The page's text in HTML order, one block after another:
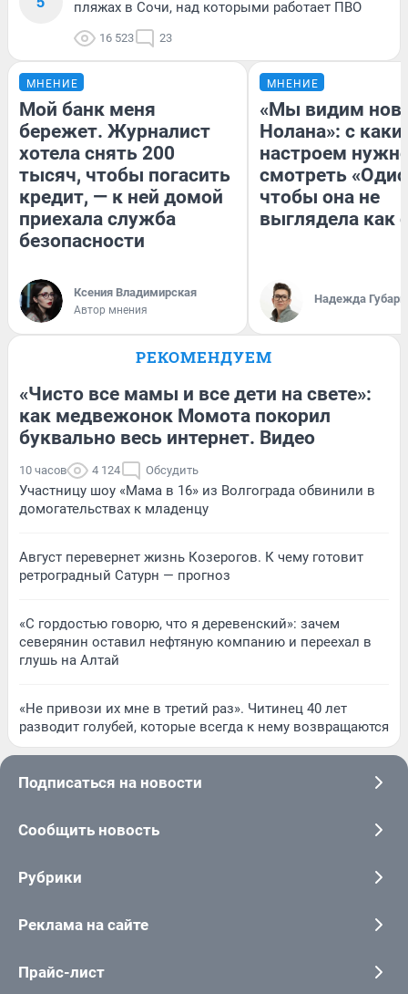
пляжах в Сочи, над которыми работает ПВО
16 523 23
МНЕНИЕ
Мой банк меня
бережет. Журналист
хотела снять 200
тысяч, чтобы погасить
кредит, — к ней домой
приехала служба
безопасности
Ксения Владимирская
Автор мнения
МНЕНИЕ
«Мы видим
Нолана»: с
настроем
смотреть
чтобы она не
выглядела как
Надежда Губарь
РЕКОМЕНДУЕМ
«Чисто все мамы и все дети на свете»:
как медвежонок Момота покорил
буквально весь интернет. Видео
10 часов 4 124 Обсудить
Участницу шоу «Мама в 16» из Волгограда обвинили в
домогательствах к младенцу
Август перевернет жизнь Козерогов. К чему готовит
ретроградный Сатурн — прогноз
«С гордостью говорю, что я деревенский»: зачем
северянин оставил нефтяную компанию и переехал в
глушь на Алтай
«Не привози их мне в третий раз». Читинец 40 лет
разводит голубей, которые всегда к нему возвращаются
Подписаться на новости
Сообщить новость
Рубрики
Реклама на сайте
Прайс-лист